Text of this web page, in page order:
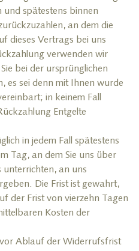
und spätestens binnen
an dem die
dieses Vertrags bei uns
verwenden wir
bei der ursprünglichen
es sei denn mit Ihnen wurde
in keinem Fall
Entgelte
in jedem Fall spätestens
Tag, an dem Sie uns über
unterrichten, an uns
Die Frist ist gewahrt,
der Frist von vierzehn Tagen
Kosten der
Ablauf der Widerrufsfrist